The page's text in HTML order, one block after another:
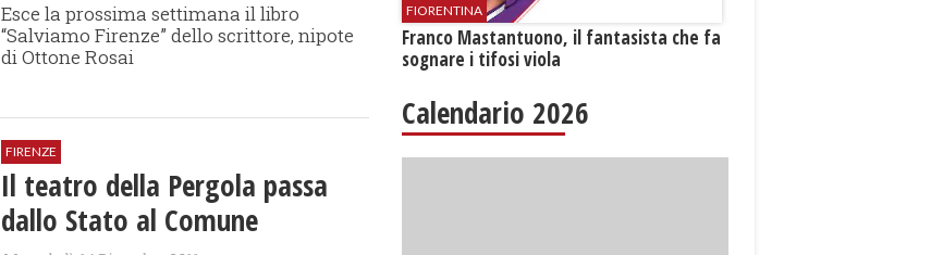
Esce la prossima settimana il libro
“Salviamo Firenze” dello scrittore, nipote
di Ottone Rosai
FIRENZE
Il teatro della Pergola passa
dallo Stato al Comune
FIORENTINA
Franco Mastantuono, il fantasista che fa
sognare i tifosi viola
Calendario 2026